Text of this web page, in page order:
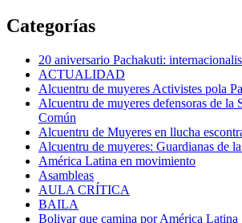
Categorías
20 aniversario Pachakuti:
ACTUALIDAD
Alcuentru de muyeres Activistes pola
Alcuentru de muyeres defensoras de la
Común
Alcuentru de Muyeres en llucha
Alcuentru de muyeres: Guardianas de
América Latina en movimiento
Asambleas
AULA CRÍTICA
BAILA
Bolivar que camina por América Latina